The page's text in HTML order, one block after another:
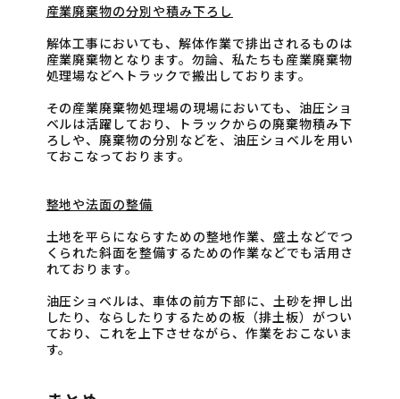
産業廃棄物の分別や積み下ろし
解体工事においても、解体作業で排出されるものは
産業廃棄物となります。勿論、私たちも産業廃棄物
処理場などへトラックで搬出しております。
その産業廃棄物処理場の現場においても、油圧ショ
ベルは活躍しており、トラックからの廃棄物積み下
ろしや、廃棄物の分別などを、油圧ショベルを用い
ておこなっております。
整地や法面の整備
土地を平らにならすための整地作業、盛土などでつ
くられた斜面を整備するための作業などでも活用さ
れております。
油圧ショベルは、車体の前方下部に、土砂を押し出
したり、ならしたりするための板（排土板）がつい
ており、これを上下させながら、作業をおこないま
す。